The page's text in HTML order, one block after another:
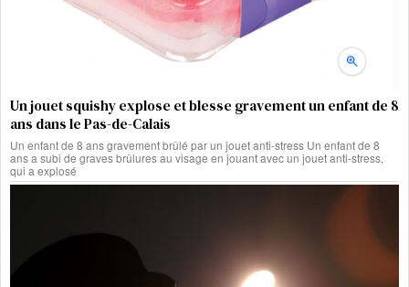
Un jouet squishy explose et blesse gravement un enfant de 8
ans dans le Pas-de-Calais
Un enfant de 8 ans gravement brûlé par un jouet anti-stress Un enfant de 8
ans a subi de graves brûlures au visage en jouant avec un jouet anti-stress,
qui a explosé